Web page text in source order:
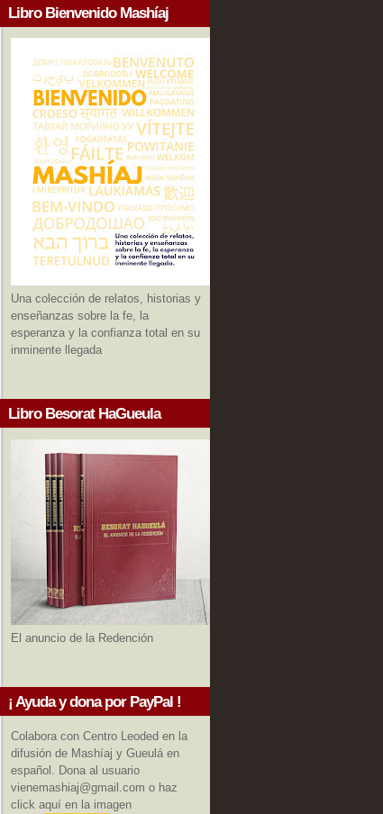
Libro Bienvenido Mashíaj
Una colección de relatos, historias y
enseñanzas sobre la fe, la
esperanza y la confianza total en su
inminente llegada
Libro Besorat HaGueula
El anuncio de la Redención
¡ Ayuda y dona por PayPal !
Colabora con Centro Leoded en la
difusión de Mashíaj y Gueulá en
español. Dona al usuario
vienemashiaj@gmail.com o haz
click aquí en la imagen